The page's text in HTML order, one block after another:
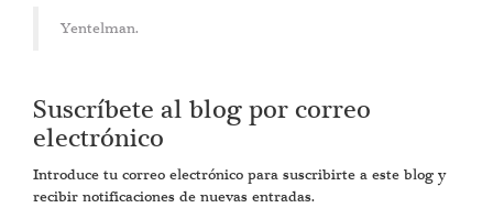
Yentelman.
Suscríbete al blog por correo
electrónico
Introduce tu correo electrónico para suscribirte a este blog y
recibir notificaciones de nuevas entradas.